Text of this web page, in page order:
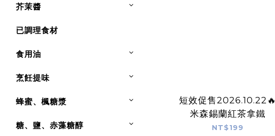
芥茉醬
已調理食材
食用油
烹飪提味
蜂蜜、楓糖漿
糖、鹽、赤藻糖醇
短效促售2026.10.22🔥
米森錫蘭紅茶拿鐵
NT$199